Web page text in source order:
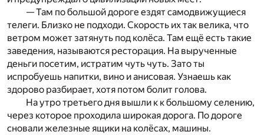
— Там по большой дороге ездят самодвижущиеся
телеги. Близко не подходи. Скорость их так велика, что
ветром может затянуть под колёса. Там ещё есть такие
заведения, называются ресторация. На вырученные
деньги посетим, истратим чуть чуть. Зато ты
испробуешь напитки, вино и анисовая. Узнаешь как
здорово разбирает, хотя потом болит голова.
На утро третьего дня вышли к к большому селению,
через которое проходила широкая дорога. По дороге
сновали железные ящики на колёсах, машины.